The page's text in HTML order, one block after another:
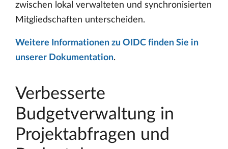
zwischen lokal verwalteten und synchronisierten
Mitgliedschaften unterscheiden.
Weitere Informationen zu OIDC finden Sie in
unserer Dokumentation.
Verbesserte
Budgetverwaltung in
Projektabfragen und